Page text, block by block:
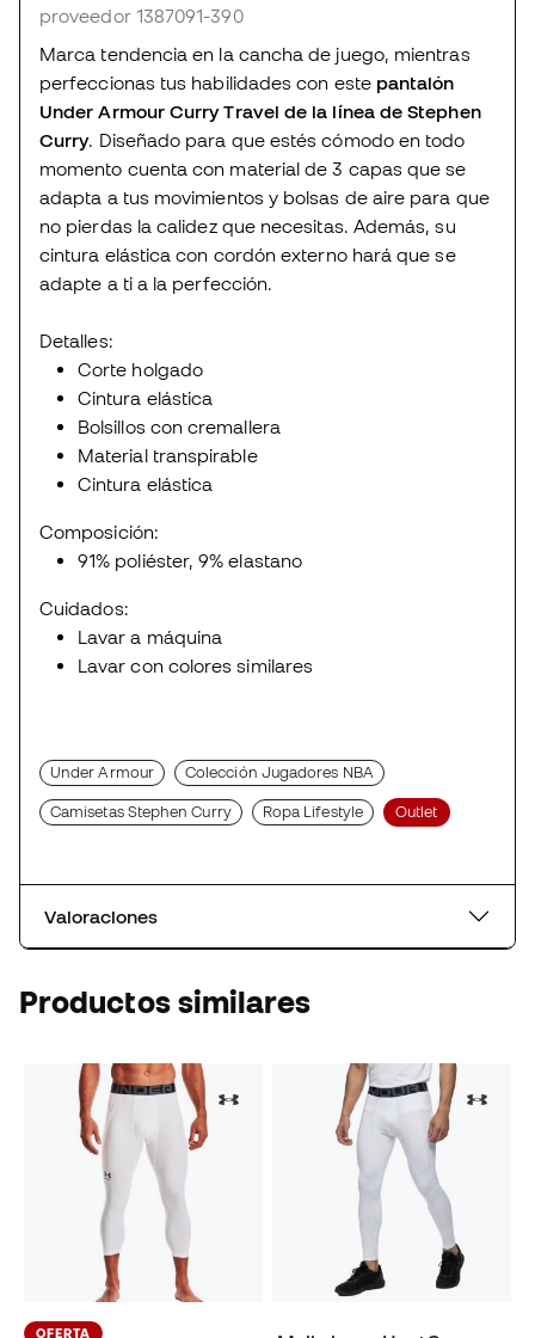
proveedor 1387091-390
Marca tendencia en la cancha de juego, mientras
perfeccionas tus habilidades con este pantalón
Under Armour Curry Travel de la línea de Stephen
Curry. Diseñado para que estés cómodo en todo
momento cuenta con material de 3 capas que se
adapta a tus movimientos y bolsas de aire para que
no pierdas la calidez que necesitas. Además, su
cintura elástica con cordón externo hará que se
adapte a ti a la perfección.
Detalles:
Corte holgado
Cintura elástica
Bolsillos con cremallera
Material transpirable
Cintura elástica
Composición:
91% poliéster, 9% elastano
Cuidados:
Lavar a máquina
Lavar con colores similares
Under Armour Colección Jugadores NBA
Camisetas Stephen Curry Ropa Lifestyle Outlet
Valoraciones
Productos similares
OFERTA